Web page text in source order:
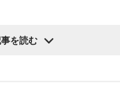
に「オランダじゃなくて良か
3年目の昨シーズンは素晴ら
、「求めすぎずに自分のやる
を読む